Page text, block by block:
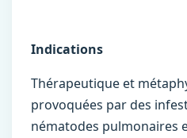
Indications
Thérapeutique et
provoquées par des
nématodes pulmonaires